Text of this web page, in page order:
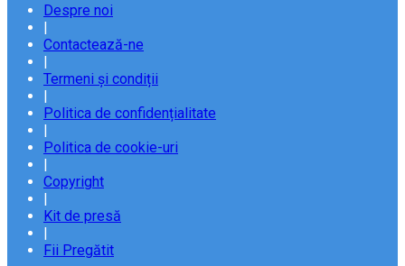
Despre noi
|
Contactează-ne
|
Termeni și condiții
|
Politica de confidențialitate
|
Politica de cookie-uri
|
Copyright
|
Kit de presă
|
Fii Pregătit